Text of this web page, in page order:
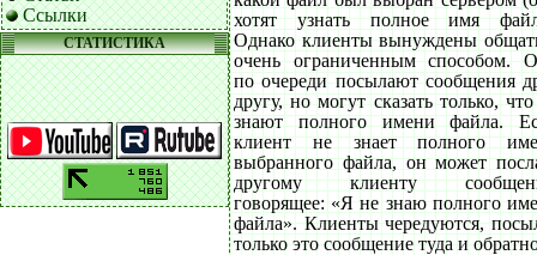
Ссылки
СТАТИСТИКА
хотят узнать полное имя
Однако клиенты вынуждены
очень ограниченным способом.
по очереди посылают сообщения
другу, но могут сказать только,
знают полного имени файла.
клиент не знает полного
выбранного файла, он может
другому клиенту
говорящее: «Я не знаю полного
файла». Клиенты чередуются,
только это сообщение туда и